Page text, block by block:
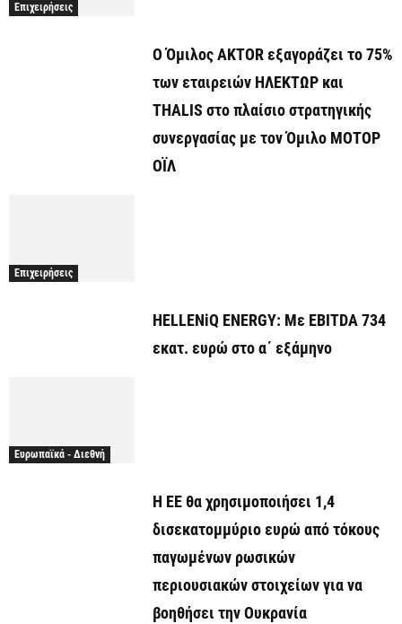
Επιχειρήσεις
Ο Όμιλος AKTOR εξαγοράζει το 75%
των εταιρειών ΗΛΕΚΤΩΡ και
THALIS στο πλαίσιο στρατηγικής
συνεργασίας με τον Όμιλο ΜΟΤΟΡ
ΟΪΛ
Επιχειρήσεις
HELLENiQ ENERGY: Με EBITDA 734
εκατ. ευρώ στο α΄ εξάμηνο
Ευρωπαϊκά - Διεθνή
Η ΕΕ θα χρησιμοποιήσει 1,4
δισεκατομμύριο ευρώ από τόκους
παγωμένων ρωσικών
περιουσιακών στοιχείων για να
βοηθήσει την Ουκρανία